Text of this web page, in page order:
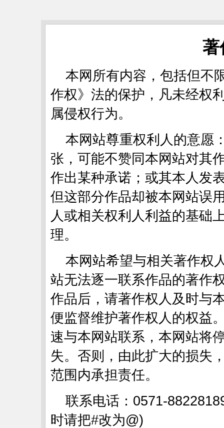
著
本网所有内容，包括但不
作权》法的保护，凡未经权
属侵权行为。
本网站尊重权利人的意愿
张，可能不赞同本网站对其
作出某种承诺；或其本人发
但这部分作品却被本网站误
人或相关权利人利益的基础
理。
本网站希望与相关著作权
站无法逐一联系作品的著作
作品后，请著作权人及时与
便监督维护著作权人的权益
速与本网站联系，本网站将
失。否则，由此扩大的损失
范围内承担责任。
联系电话：0571-
时请把#改为@)